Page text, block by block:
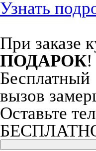
Узнать
При заказе
ПОДАРОК!
Бесплатный
вызов
Оставьте
БЕСПЛАТНО